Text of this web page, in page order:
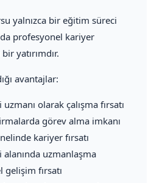
yalnızca bir eğitim süreci
profesyonel kariyer
yatırımdır.
avantajlar:
olarak çalışma fırsatı
görev alma imkanı
kariyer fırsatı
uzmanlaşma
gelişim fırsatı